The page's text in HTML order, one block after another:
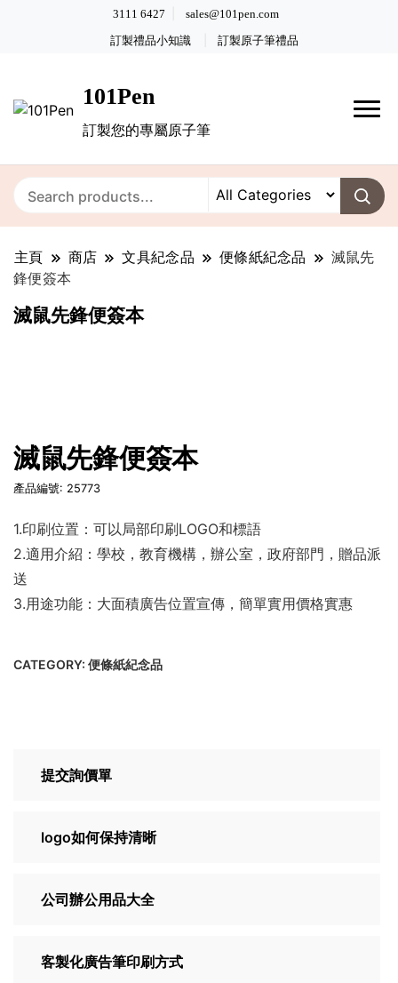
3111 6427 sales@101pen.com
訂製禮品小知識 訂製原子筆禮品
101Pen
訂製您的專屬原子筆
主頁 商店 文具紀念品 便條紙紀念品
滅鼠先
鋒便簽本
滅鼠先鋒便簽本
滅鼠先鋒便簽本
產品編號: 25773
1.印刷位置：可以局部印刷LOGO和標語
2.適用介紹：學校，教育機構，辦公室，政府部門，贈品派
送
3.用途功能：大面積廣告位置宣傳，簡單實用價格實惠
CATEGORY: 便條紙紀念品
提交詢價單
logo如何保持清晰
公司辦公用品大全
客製化廣告筆印刷方式